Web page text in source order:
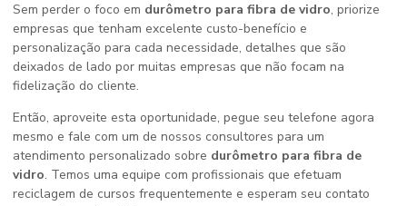
Sem perder o foco em durômetro para fibra de vidro, priorize
empresas que tenham excelente custo-benefício e
personalização para cada necessidade, detalhes que são
deixados de lado por muitas empresas que não focam na
fidelização do cliente.
Então, aproveite esta oportunidade, pegue seu telefone agora
mesmo e fale com um de nossos consultores para um
atendimento personalizado sobre durômetro para fibra de
vidro. Temos uma equipe com profissionais que efetuam
reciclagem de cursos frequentemente e esperam seu contato